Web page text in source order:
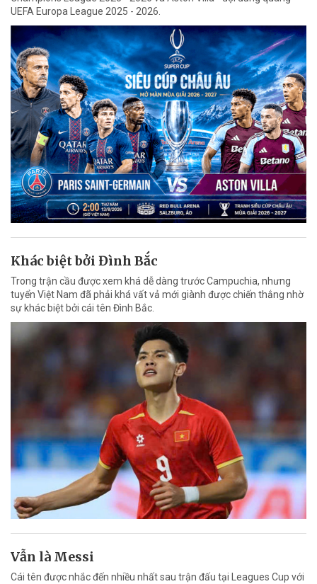
UEFA Europa League 2025 - 2026.
Khác biệt bởi Đình Bắc
Trong trận cầu được xem khá dễ dàng trước Campuchia, nhưng
tuyển Việt Nam đã phải khá vất vả mới giành được chiến thắng nhờ
sự khác biệt bởi cái tên Đình Bắc.
Vẫn là Messi
Cái tên được nhắc đến nhiều nhất sau trận đấu tại Leagues Cup với